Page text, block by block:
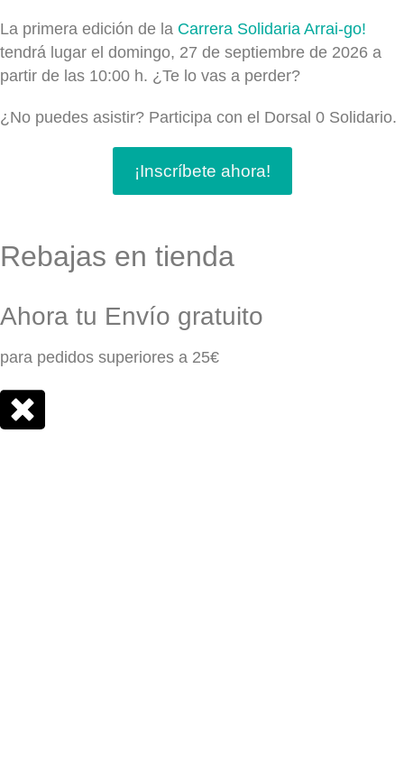
La primera edición de la Carrera Solidaria Arrai-go!
tendrá lugar el domingo, 27 de septiembre de 2026 a
partir de las 10:00 h. ¿Te lo vas a perder?
¿No puedes asistir? Participa con el Dorsal 0 Solidario.
¡Inscríbete ahora!
Rebajas en tienda
Ahora tu Envío gratuito
para pedidos superiores a 25€